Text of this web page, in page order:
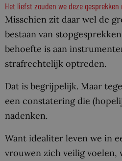
Het liefst zouden we deze
Misschien zit daar wel de
bestaan van
behoefte is aan
strafrechtelijk optreden.
Dat is begrijpelijk. Maar
een constatering die
nadenken.
Want idealiter leven we in
vrouwen zich veilig voelen,